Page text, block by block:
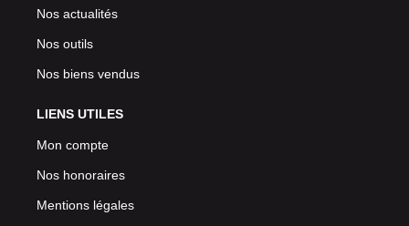
Nos actualités
Nos outils
Nos biens vendus
LIENS UTILES
Mon compte
Nos honoraires
Mentions légales